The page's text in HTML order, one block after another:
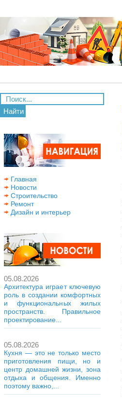
Найти
Главная
Новости
Строительство
Ремонт
Дизайн и интерьер
05.08.2026
Архитектура играет ключевую
роль в создании комфортных
и функциональных жилых
пространств. Правильное
проектирование...
05.08.2026
Кухня — это не только место
приготовления пищи, но и
центр домашней жизни, зона
отдыха и общения. Именно
поэтому важно,...